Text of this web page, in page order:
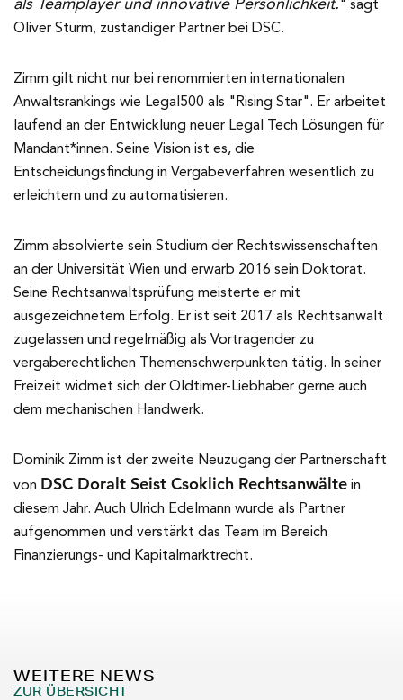
als Teamplayer und innovative Persönlichkeit." sagt
Oliver Sturm, zuständiger Partner bei DSC.
Zimm gilt nicht nur bei renommierten internationalen
Anwaltsrankings wie Legal500 als "Rising Star". Er arbeitet
laufend an der Entwicklung neuer Legal Tech Lösungen für
Mandant*innen. Seine Vision ist es, die
Entscheidungsfindung in Vergabeverfahren wesentlich zu
erleichtern und zu automatisieren.
Zimm absolvierte sein Studium der Rechtswissenschaften
an der Universität Wien und erwarb 2016 sein Doktorat.
Seine Rechtsanwaltsprüfung meisterte er mit
ausgezeichnetem Erfolg. Er ist seit 2017 als Rechtsanwalt
zugelassen und regelmäßig als Vortragender zu
vergaberechtlichen Themenschwerpunkten tätig. In seiner
Freizeit widmet sich der Oldtimer-Liebhaber gerne auch
dem mechanischen Handwerk.
Dominik Zimm ist der zweite Neuzugang der Partnerschaft
von DSC Doralt Seist Csoklich Rechtsanwälte in
diesem Jahr. Auch Ulrich Edelmann wurde als Partner
aufgenommen und verstärkt das Team im Bereich
Finanzierungs- und Kapitalmarktrecht.
WEITERE NEWS
ZUR ÜBERSICHT